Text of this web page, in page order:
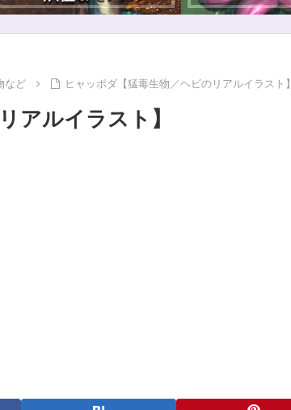
など ヒャッポダ【猛毒生物／ヘビのリアルイラスト】
アルイラスト】